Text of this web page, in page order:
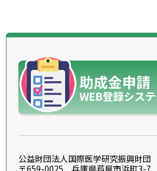
公益財団法人国際医学研究振興財団
〒659-0025 兵庫県芦屋市浜町3-7